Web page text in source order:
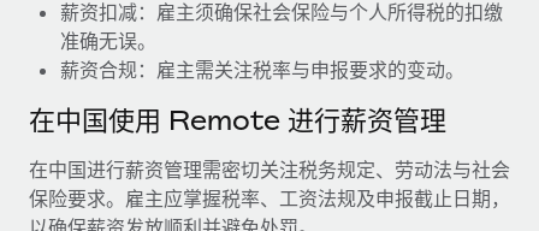
薪资扣减：雇主须确保社会保险与个人所得税的扣缴
准确无误。
薪资合规：雇主需关注税率与申报要求的变动。
在中国使用 Remote 进行薪资管理
在中国进行薪资管理需密切关注税务规定、劳动法与社会
保险要求。雇主应掌握税率、工资法规及申报截止日期，